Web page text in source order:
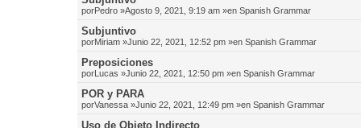
porPedro »Agosto 9, 2021, 9:19 am »en Spanish Grammar
Subjuntivo
porMiriam »Junio 22, 2021, 12:52 pm »en Spanish Grammar
Preposiciones
porLucas »Junio 22, 2021, 12:50 pm »en Spanish Grammar
POR y PARA
porVanessa »Junio 22, 2021, 12:49 pm »en Spanish Grammar
Uso de Objeto Indirecto